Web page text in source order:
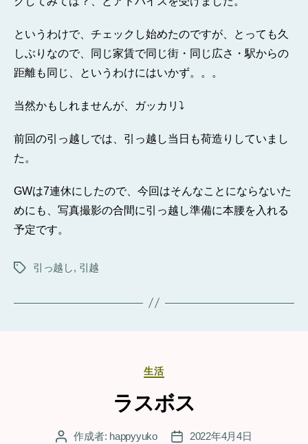
というわけで、チェックし始めたのですが、とっても久
しぶりなので、同じ家賃で同じ街・同じ広さ・駅からの
距離も同じ、というわけにはいかず。。。
当然かもしれませんが、ガッカリ⤵
前回の引っ越しでは、引っ越し当日も荷造りしていまし
た。
GWは7連休にしたので、今回はそんなことにならないた
めにも、写真撮影の合間に引っ越し準備に本腰を入れる
予定です。
タ
引っ越し, 引越
カ
テ
ゴ
リ
生活
ラスボス
投
作成者: happyyuko
投
2022年4月4日